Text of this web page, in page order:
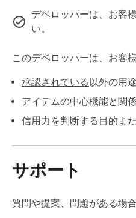
French
Japanese
and many more languages
Wordy respects your
📱 Companion app
デベロッパーは、お客
い。
このデベロッパーは、お客
承認されている以外の用
アイテムの中心機能と関
信用力を判断する目的ま
サポート
質問や提案、問題がある場